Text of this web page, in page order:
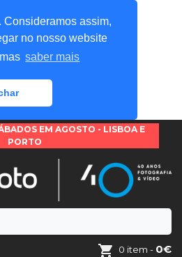
Consideramos assim,
no nosso website
saber mais
EM AGOSTO - LISBOA E
PORTO
0 item - 0€